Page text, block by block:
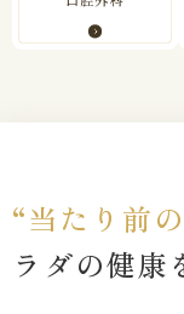
“当たり前
ラダの健康